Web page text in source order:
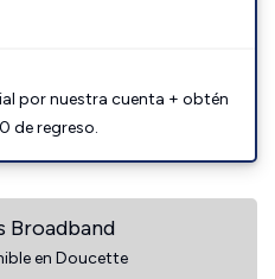
por nuestra cuenta + obtén
de regreso.
Broadband
en Doucette